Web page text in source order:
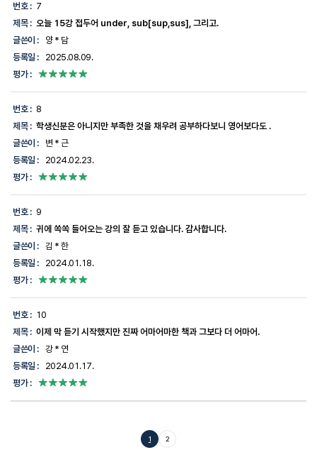
번호 : 7
제목 : 오늘 15강 접두어 under, sub[sup,sus], 그리고.
글쓴이 :
양 * 담
등록일 :
2025.08.09.
평가 :
번호 : 8
제목 : 학생신분은 아니지만 부족한 것을 채우려 공부하다보니 영어보다도 .
글쓴이 :
변 * 근
등록일 :
2024.02.23.
평가 :
번호 : 9
제목 : 귀에 쏙쏙 들어오는 강의 잘 듣고 있습니다. 감사합니다.
글쓴이 :
김 * 한
등록일 :
2024.01.18.
평가 :
번호 : 10
제목 : 이제 막 듣기 시작했지만 진짜 어마어마한 책과 그보다 더 어마어.
글쓴이 :
강 * 연
등록일 :
2024.01.17.
평가 :
1 2